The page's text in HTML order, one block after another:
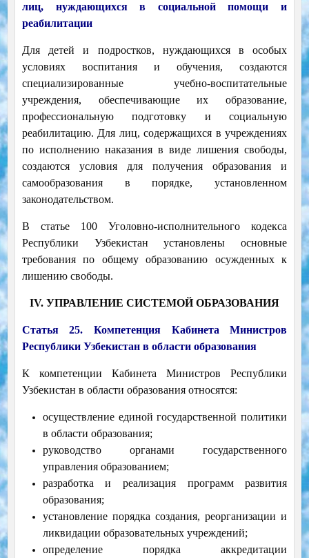
лиц, нуждающихся в социальной помощи и
реабилитации
Для детей и подростков, нуждающихся в особых
условиях воспитания и обучения, создаются
специализированные учебно-воспитательные
учреждения, обеспечивающие их образование,
профессиональную подготовку и социальную
реабилитацию. Для лиц, содержащихся в учреждениях
по исполнению наказания в виде лишения свободы,
создаются условия для получения образования и
самообразования в порядке, установленном
законодательством.
В статье 100 Уголовно-исполнительного кодекса
Республики Узбекистан установлены основные
требования по общему образованию осужденных к
лишению свободы.
IV. УПРАВЛЕНИЕ СИСТЕМОЙ ОБРАЗОВАНИЯ
Статья 25. Компетенция Кабинета Министров
Республики Узбекистан в области образования
К компетенции Кабинета Министров Республики
Узбекистан в области образования относятся:
осуществление единой государственной политики
в области образования;
руководство органами государственного
управления образованием;
разработка и реализация программ развития
образования;
установление порядка создания, реорганизации и
ликвидации образовательных учреждений;
определение порядка аккредитации